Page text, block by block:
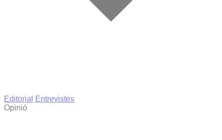
Editorial
Entrevistes
Opinió